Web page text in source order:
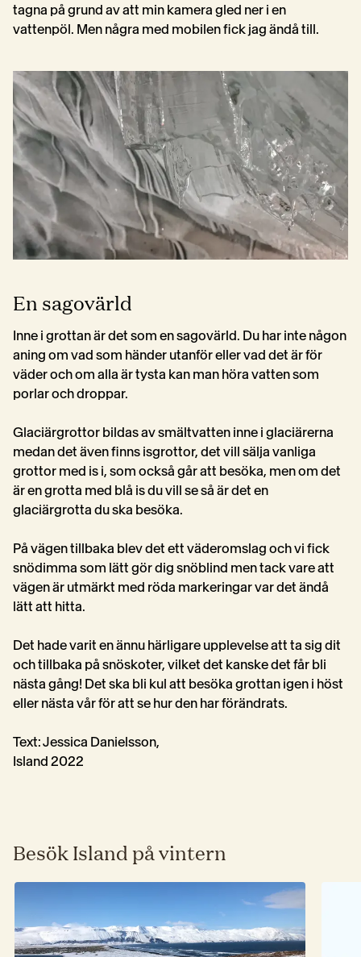
tagna på grund av att min kamera gled ner i en
vattenpöl. Men några med mobilen fick jag ändå till.
En sagovärld
Inne i grottan är det som en sagovärld. Du har inte någon
aning om vad som händer utanför eller vad det är för
väder och om alla är tysta kan man höra vatten som
porlar och droppar.
Glaciärgrottor bildas av smältvatten inne i glaciärerna
medan det även finns isgrottor, det vill sälja vanliga
grottor med is i, som också går att besöka, men om det
är en grotta med blå is du vill se så är det en
glaciärgrotta du ska besöka.
På vägen tillbaka blev det ett väderomslag och vi fick
snödimma som lätt gör dig snöblind men tack vare att
vägen är utmärkt med röda markeringar var det ändå
lätt att hitta.
Det hade varit en ännu härligare upplevelse att ta sig dit
och tillbaka på snöskoter, vilket det kanske det får bli
nästa gång! Det ska bli kul att besöka grottan igen i höst
eller nästa vår för att se hur den har förändrats.
Text: Jessica Danielsson,
Island 2022
Besök Island på vintern